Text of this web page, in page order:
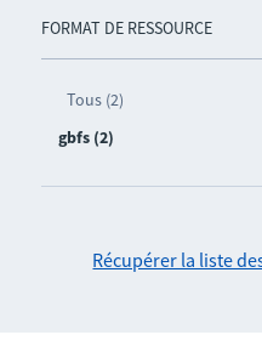
FORMAT DE RESSOURCE
Tous (2)
gbfs (2)
Récupérer la liste